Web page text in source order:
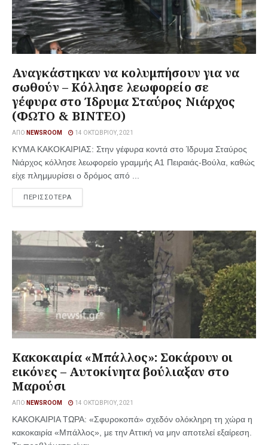
Αναγκάστηκαν να κολυμπήσουν για να
σωθούν – Κόλλησε λεωφορείο σε
γέφυρα στο Ίδρυμα Σταύρος Νιάρχος
(ΦΩΤΟ & ΒΙΝΤΕΟ)
ΑΠΌ NEWSROOM 14 ΟΚΤΩΒΡΊΟΥ, 2021
ΚΥΜΑ ΚΑΚΟΚΑΙΡΙΑΣ: Στην γέφυρα κοντά στο Ίδρυμα Σταύρος
Νιάρχος κόλλησε λεωφορείο γραμμής Α1 Πειραιάς-Βούλα, καθώς
είχε πλημμυρίσει ο δρόμος από ...
ΠΕΡΙΣΣΟΤΕΡΑ
Κακοκαιρία «Μπάλλος»: Σοκάρουν οι
εικόνες – Αυτοκίνητα βούλιαξαν στο
Μαρούσι
ΑΠΌ NEWSROOM 14 ΟΚΤΩΒΡΊΟΥ, 2021
ΚΑΚΟΚΑΙΡΙΑ ΤΩΡΑ: «Σφυροκοπά» σχεδόν ολόκληρη τη χώρα η
κακοκαιρία «Μπάλλος», με την Αττική να μην αποτελεί εξαίρεση.